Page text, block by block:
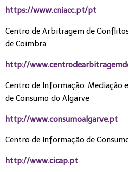
https://www.cniacc.pt/pt
Centro de Arbitragem de
de Coimbra
http://
Centro de Informação, Mediação
de Consumo do Algarve
http://www.consumoalgarve.pt
Centro de Informação de
http://www.cicap.pt